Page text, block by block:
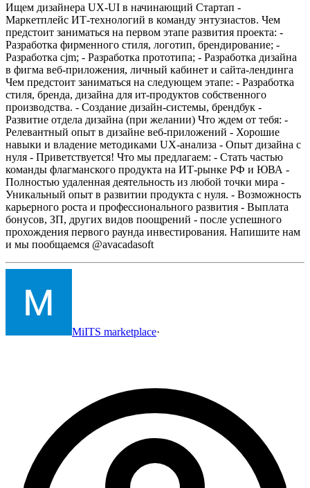
Ищем дизайнера UX-UI в начинающий Стартап -
Маркетплейс ИТ-технологий в команду энтузиастов. Чем
предстоит заниматься на первом этапе развития проекта: -
Разработка фирменного стиля, логотип, брендирование; -
Разработка cjm; - Разработка прототипа; - Разработка дизайна
в фигма веб-приложения, личный кабинет и сайта-лендинга
Чем предстоит заниматься на следующем этапе: - Разработка
стиля, бренда, дизайна для ит-продуктов собственного
производства. - Создание дизайн-системы, брендбук -
Развитие отдела дизайна (при желании) Что ждем от тебя: -
Релевантный опыт в дизайне веб-приложений - Хорошие
навыки и владение методиками UX-анализа - Опыт дизайна с
нуля - Приветствуется! Что мы предлагаем: - Стать частью
команды флагманского продукта на ИТ-рынке РФ и ЮВА -
Полностью удаленная деятельность из любой точки мира -
Уникальный опыт в развитии продукта с нуля. - Возможность
карьерного роста и профессионального развития - Выплата
бонусов, ЗП, других видов поощрений - после успешного
прохождения первого раунда инвестирования. Напишите нам
и мы пообщаемся @avacadasoft
MiITS marketplace·